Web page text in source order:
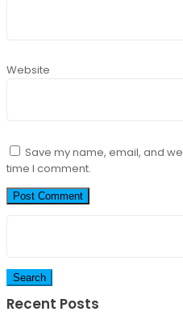
Website
Save my name, email, and
time I comment.
Recent Posts